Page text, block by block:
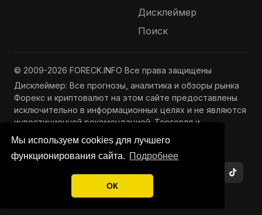
Мы используем cookies для лучшего
функционирования сайта. Подробнее
ОК
Дисклеймер
Поиск
© 2009-2026 FORECK.INFO Все права защищены
Дисклеймер: Все прогнозы, аналитика и обзоры рынка
Форекс и криптовалют на этом сайте предоставлены
исключительно в информационных целях и не являются
инвестиционной рекомендацией. Торговля и
инвестиции связаны с риском потери капитала.
Подробнее —Полный дисклеймер